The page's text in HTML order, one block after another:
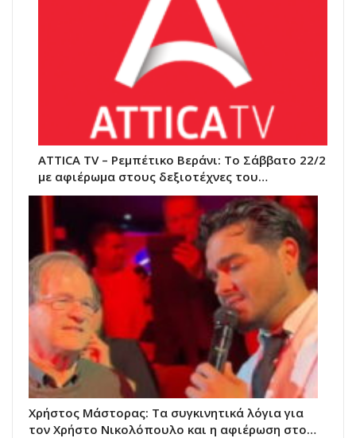
ATTICA TV – Ρεμπέτικο Βεράνι: Το Σάββατο 22/2
με αφιέρωμα στους δεξιοτέχνες του…
Χρήστος Μάστορας: Τα συγκινητικά λόγια για
τον Χρήστο Νικολόπουλο και η αφιέρωση στο…